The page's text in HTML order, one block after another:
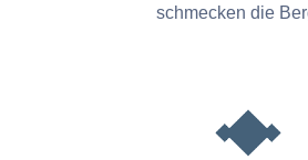
schmecken die